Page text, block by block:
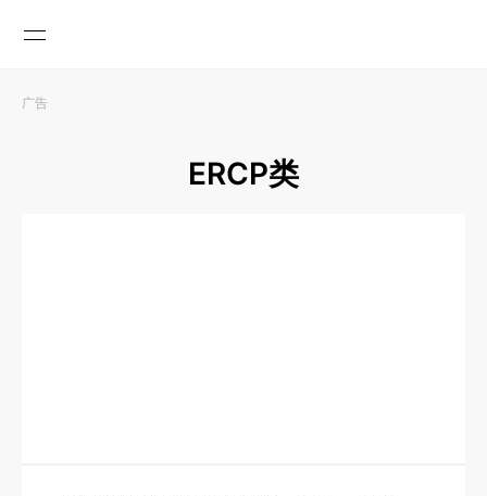
ERCP类
广告